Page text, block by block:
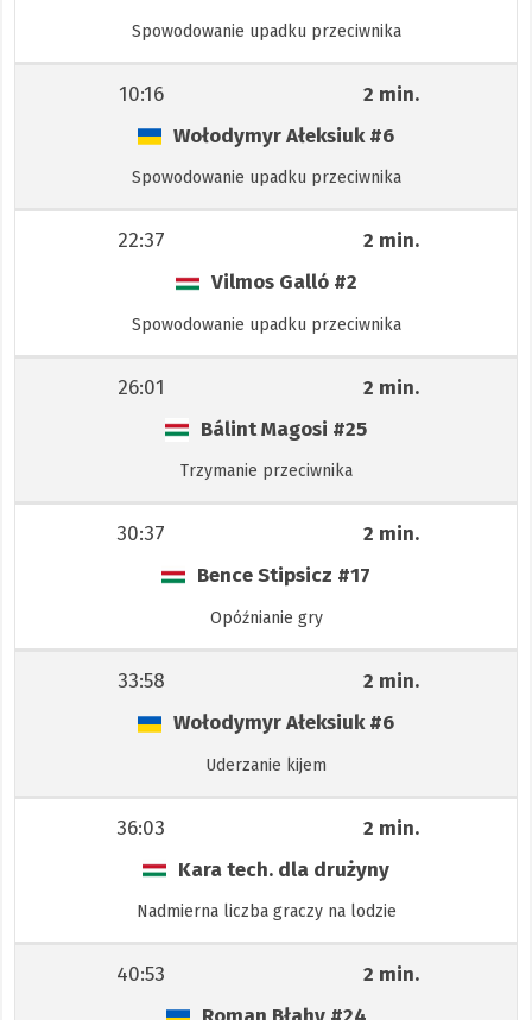
Spowodowanie upadku przeciwnika
10:16
2 min.
Wołodymyr Ałeksiuk#6
Spowodowanie upadku przeciwnika
22:37
2 min.
Vilmos Galló #2
Spowodowanie upadku przeciwnika
26:01
2 min.
Bálint Magosi #25
Trzymanie przeciwnika
30:37
2 min.
Bence Stipsicz #17
Opóźnianie gry
33:58
2 min.
Wołodymyr Ałeksiuk#6
Uderzanie kijem
36:03
2 min.
Kara tech. dla drużyny
Nadmierna liczba graczy na lodzie
40:53
2 min.